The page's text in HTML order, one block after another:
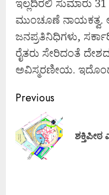
ಮುಂಚೂಣೆ ನಾಯಕತ್ವ.
ಜನಪ್ರತಿನಿಧಿಗಳು,
ರೈತರು ಸೇರಿದಂತೆ
ಅವಿಸ್ಮರಣೀಯ.
Previous
ಶಕ್ತಿಪೀಠ